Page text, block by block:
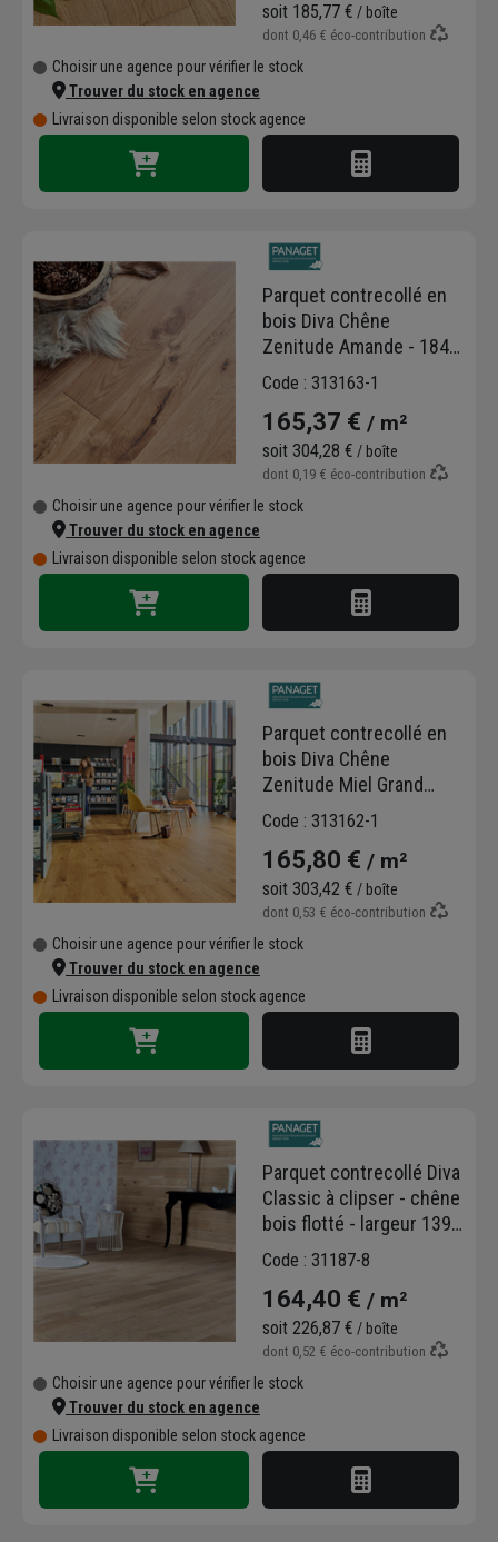
soit 185,77 € / boîte
dont 0,46 € éco-contribution
Choisir une agence pour vérifier le stock
Trouver du stock en agence
Livraison disponible selon stock agence
Parquet contrecollé en
bois Diva Chêne
Zenitude Amande - 184
MM x 14,00 MM - long.
variable
Code : 313163-1
165,37 € / m²
soit 304,28 € / boîte
dont 0,19 € éco-contribution
Choisir une agence pour vérifier le stock
Trouver du stock en agence
Livraison disponible selon stock agence
Parquet contrecollé en
bois Diva Chêne
Zenitude Miel Grand
Trafic - 184 MM x 14,00
Code : 313162-1
165,80 € / m²
soit 303,42 € / boîte
dont 0,53 € éco-contribution
Choisir une agence pour vérifier le stock
Trouver du stock en agence
Livraison disponible selon stock agence
Parquet contrecollé Diva
Classic à clipser - chêne
bois flotté - largeur 139
MM - ép. 14,00 MM -
Code : 31187-8
164,40 € / m²
soit 226,87 € / boîte
dont 0,52 € éco-contribution
Choisir une agence pour vérifier le stock
Trouver du stock en agence
Livraison disponible selon stock agence